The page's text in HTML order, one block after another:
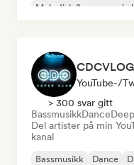
Melodisk & progressiv
YouTube-/
> 300 svar gitt
BassmusikkDance
Del artister på min
kanal
Bassmusikk Dance